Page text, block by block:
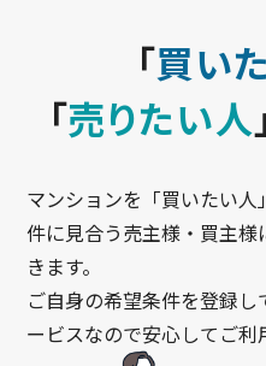
「買い
「売りたい人
マンションを「買いたい
件に見合う売主様・買主
きます。
ご自身の希望条件を登録
ービスなので安心してご利